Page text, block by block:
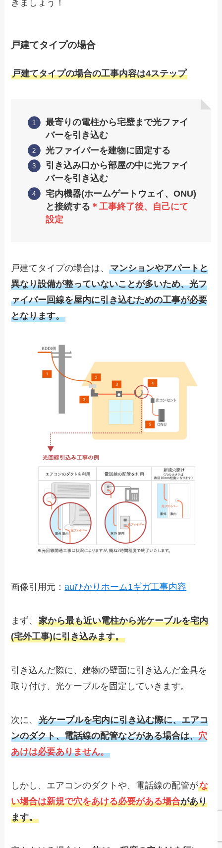
きましょう！
戸建てタイプの場合
戸建てタイプの場合の工事内容は4ステップ
最寄りの電柱から宅壁まで光ファイ
バーを引き込む
光ファイバーを建物に固定する
引き込み口から部屋の中に光ファイ
バーを引き込む
宅内機器(ホームゲートウェイ、ONU)
と接続する ＊工事終了後、自己にて
設定
戸建てタイプの場合は、マンションやアパートと
異なり設備が整っていないことが多いため、光フ
ァイバー回線を屋内に引き込むための工事が必要
となります。
画像引用元：auひかりホーム1ギガ工事内容
まず、家から最も近い電柱から光ケーブルを宅内
(宅外工事)に引き込みます。
引き込んだ際に、建物の壁面に引き込んだ金具を
取り付け、光ケーブルを固定していきます。
次に、光ケーブルを宅内に引き込む際に、エアコ
ンのダクト、電話線の配管などがある場合は、穴
あけは必要ありません。
しかし、エアコンのダクトや、電話線の配管がな
い場合は新規で穴をあける必要がある場合があり
ます。